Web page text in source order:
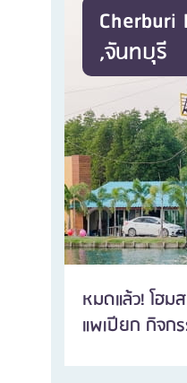
Cherburi
,จันทบุรี
หมดแล้ว! โฮ
แพเปียก กิจ